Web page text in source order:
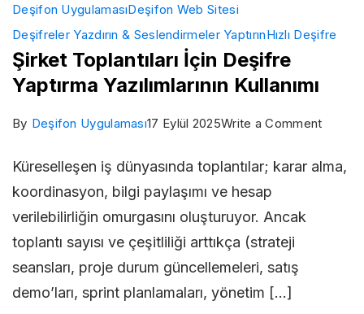
Deşifon UygulamasıDeşifon Web Sitesi
Deşifreler Yazdırın & Seslendirmeler YaptırınHızlı Deşifre
Şirket Toplantıları İçin Deşifre
Yaptırma Yazılımlarının Kullanımı
By Deşifon Uygulaması17 Eylül 2025Write a Commenton
Küreselleşen iş dünyasında toplantılar; karar alma,
koordinasyon, bilgi paylaşımı ve hesap
verilebilirliğin omurgasını oluşturuyor. Ancak
toplantı sayısı ve çeşitliliği arttıkça (strateji
seansları, proje durum güncellemeleri, satış
demo’ları, sprint planlamaları, yönetim […]